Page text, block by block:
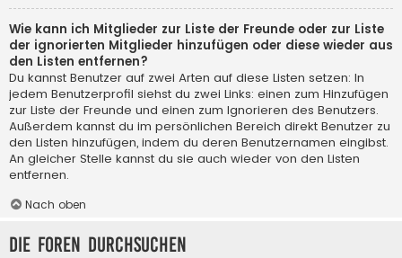
Wie kann ich Mitglieder zur Liste der Freunde oder zur Liste
der ignorierten Mitglieder hinzufügen oder diese wieder aus
den Listen entfernen?
Du kannst Benutzer auf zwei Arten auf diese Listen setzen: In
jedem Benutzerprofil siehst du zwei Links: einen zum Hinzufügen
zur Liste der Freunde und einen zum Ignorieren des Benutzers.
Außerdem kannst du im persönlichen Bereich direkt Benutzer zu
den Listen hinzufügen, indem du deren Benutzernamen eingibst.
An gleicher Stelle kannst du sie auch wieder von den Listen
entfernen.
Nach oben
Die Foren durchsuchen